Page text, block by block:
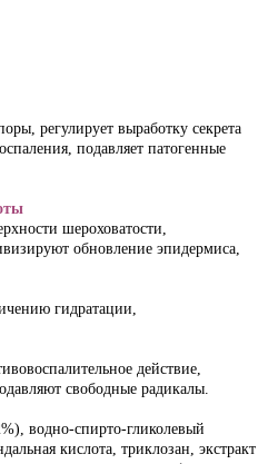
регулирует выработку секрета
подавляет патогенные
шероховатости,
действие,
свободные радикалы.
водно-спирто-гликолевый
кислота, триклозан, экстракт